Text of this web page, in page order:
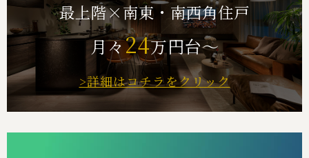
最上階×南東・南西角住戸
月々24万円台～
>詳細はコチラをクリック